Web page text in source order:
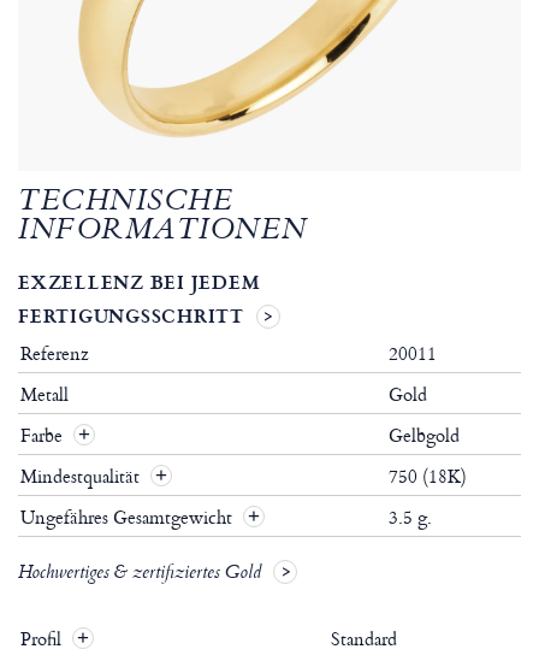
TECHNISCHE
INFORMATIONEN
EXZELLENZ BEI JEDEM
FERTIGUNGSSCHRITT
Referenz
20011
Metall
Gold
Farbe
Gelbgold
Mindestqualität
750 (18K)
Ungefähres Gesamtgewicht
3.5 g.
Hochwertiges & zertifiziertes Gold
Profil +
Standard